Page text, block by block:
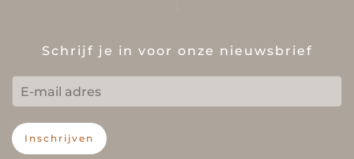
Schrijf je in voor onze nieuwsbrief
Inschrijven